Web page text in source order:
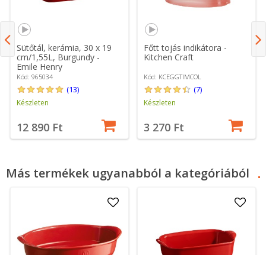
Sütőtál, kerámia, 30 x 19
cm/1,55L, Burgundy -
Emile Henry
Kód: 965034
(13)
Készleten
12 890 Ft
Főtt tojás indikátora -
Kitchen Craft
Kód: KCEGGTIMCOL
(7)
Készleten
3 270 Ft
Más termékek ugyanabból a kategóriából